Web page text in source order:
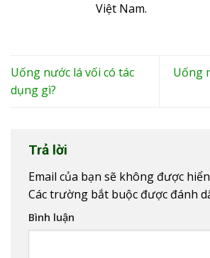
Việt Nam.
Uống nước lá vối có tác
dụng gì?
Uống
Trả lời
Email của bạn sẽ không được
Các trường bắt buộc được đánh
Bình luận